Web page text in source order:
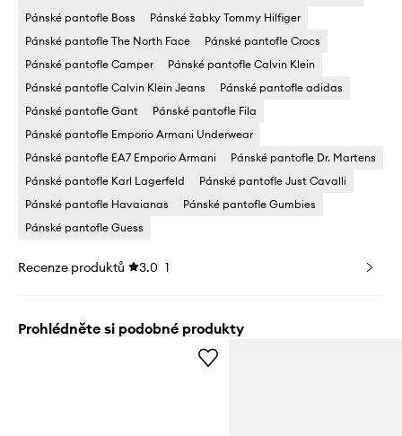
Pánské pantofle Boss
Pánské žabky Tommy Hilfiger
Pánské pantofle The North Face
Pánské pantofle Crocs
Pánské pantofle Camper
Pánské pantofle Calvin Klein
Pánské pantofle Calvin Klein Jeans
Pánské pantofle adidas
Pánské pantofle Gant
Pánské pantofle Fila
Pánské pantofle Emporio Armani Underwear
Pánské pantofle EA7 Emporio Armani
Pánské pantofle Dr. Martens
Pánské pantofle Karl Lagerfeld
Pánské pantofle Just Cavalli
Pánské pantofle Havaianas
Pánské pantofle Gumbies
Pánské pantofle Guess
Recenze produktů 3.0 1
Prohlédněte si podobné produkty